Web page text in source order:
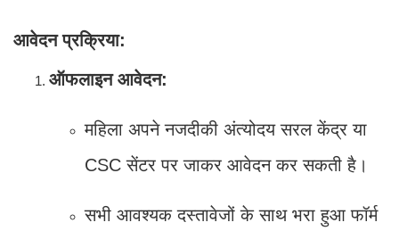
आवेदन प्रक्रिया:
ऑफलाइन आवेदन:
महिला अपने नजदीकी अंत्योदय सरल केंद्र या
CSC सेंटर पर जाकर आवेदन कर सकती है।
सभी आवश्यक दस्तावेजों के साथ भरा हुआ फॉर्म